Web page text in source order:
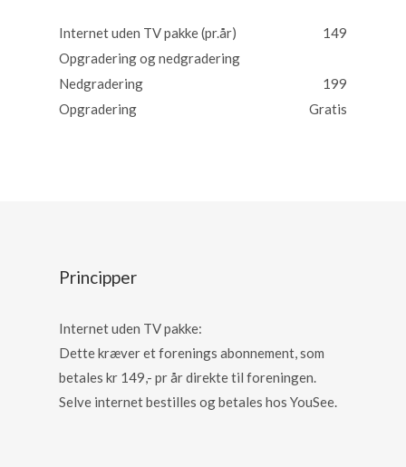
Internet uden TV pakke (pr.år)
149
Opgradering og nedgradering
Nedgradering
199
Opgradering
Gratis
Principper
Internet uden TV pakke:
Dette kræver et forenings abonnement, som
betales kr 149,- pr år direkte til foreningen.
Selve internet bestilles og betales hos YouSee.